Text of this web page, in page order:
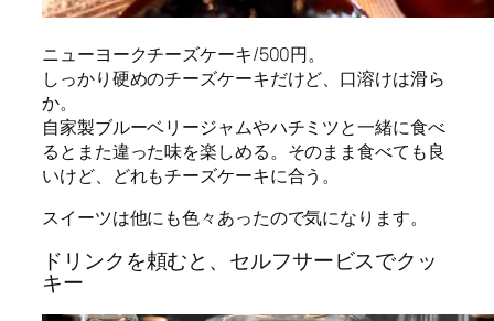
ニューヨークチーズケーキ/500円。
しっかり硬めのチーズケーキだけど、口溶けは滑ら
か。
自家製ブルーベリージャムやハチミツと一緒に食べ
るとまた違った味を楽しめる。そのまま食べても良
いけど、どれもチーズケーキに合う。
スイーツは他にも色々あったので気になります。
ドリンクを頼むと、セルフサービスでクッ
キー